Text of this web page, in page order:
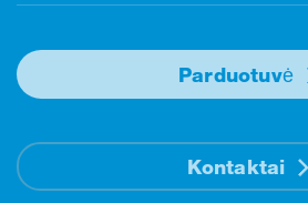
Parduotuvė
Kontaktai